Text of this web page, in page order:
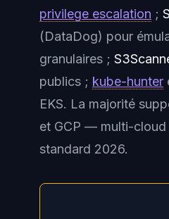
privilege escalation ;
(DataDog) pour
granulaires ;
publics ; kube-hunter
EKS. La majorité
et GCP — multi-cloud
standard 2026.